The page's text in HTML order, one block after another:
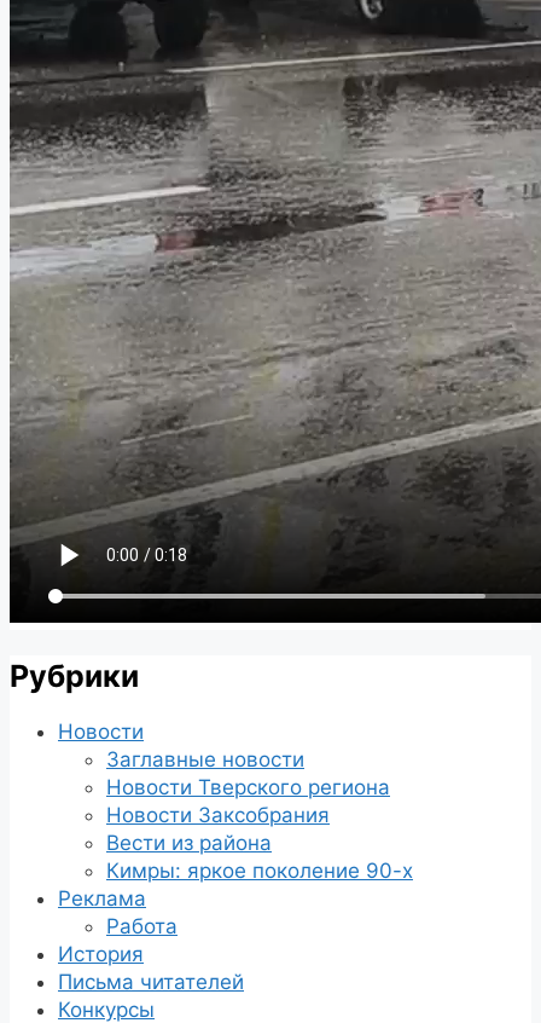
Рубрики
Новости
Заглавные новости
Новости Тверского региона
Новости Заксобрания
Вести из района
Кимры: яркое поколение 90-х
Реклама
Работа
История
Письма читателей
Конкурсы